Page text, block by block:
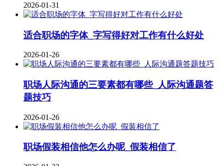
2026-01-31
适合职场的字体_字写得好对工作有什么好处
2026-01-26
职场人际沟通的三要素都有哪些_人际沟通题答
题技巧
2026-01-26
职场假装相信他怎么办呢_假装相信了